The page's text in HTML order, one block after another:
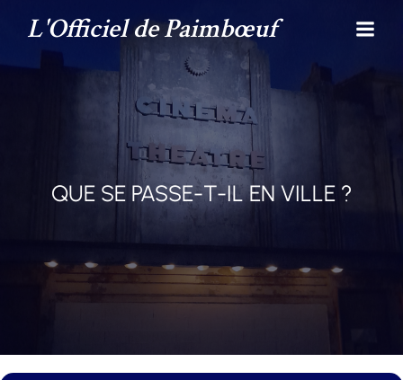
L'Officiel de Paimbœuf
QUE SE PASSE-T-IL EN VILLE ?